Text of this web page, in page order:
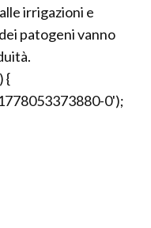
irrigazioni e
patogeni vanno
{
0');